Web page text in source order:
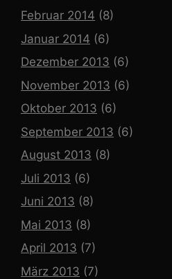
Februar 2014 (8)
Januar 2014 (6)
Dezember 2013 (6)
November 2013 (6)
Oktober 2013 (6)
September 2013 (6)
August 2013 (8)
Juli 2013 (6)
Juni 2013 (8)
Mai 2013 (8)
April 2013 (7)
März 2013 (7)